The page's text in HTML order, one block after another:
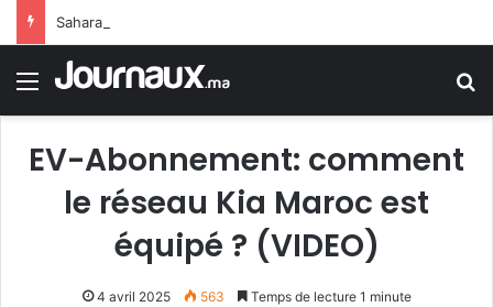
Menu
EV-Abonnement: comment
le réseau Kia Maroc est
équipé ? (VIDEO)
4 avril 2025 563 Temps de lecture 1 minute